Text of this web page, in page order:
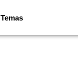
Temas